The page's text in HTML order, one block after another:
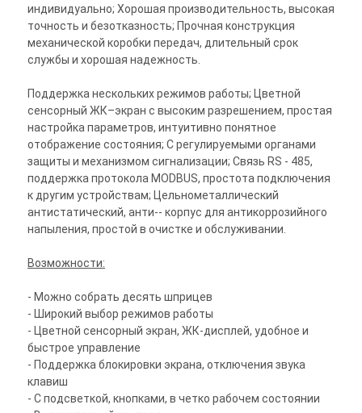
индивидуально; Хорошая производительность, высокая
точность и безотказность; Прочная конструкция
механической коробки передач, длительный срок
службы и хорошая надежность.
Поддержка нескольких режимов работы; Цветной
сенсорный ЖК–экран с высоким разрешением, простая
настройка параметров, интуитивно понятное
отображение состояния; С регулируемыми органами
защиты и механизмом сигнализации; Связь RS - 485,
поддержка протокола MODBUS, простота подключения
к другим устройствам; Цельнометаллический
антистатический, анти-- корпус для антикоррозийного
напыления, простой в очистке и обслуживании.
Возможности:
- Можно собрать десять шприцев
- Широкий выбор режимов работы
- Цветной сенсорный экран, ЖК-дисплей, удобное и
быстрое управление
- Поддержка блокировки экрана, отключения звука
клавиш
- С подсветкой, кнопками, в четко рабочем состоянии